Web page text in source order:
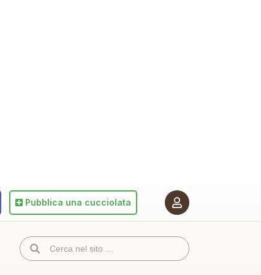
Pubblica una cucciolata